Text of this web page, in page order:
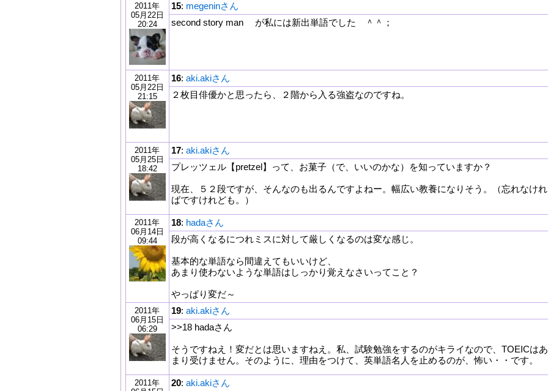
2011年
05月22日
20:24
15: megeninさん
second story man が私には新出単語でした ＾＾；
2011年
05月22日
21:15
16: aki.akiさん
２枚目俳優かと思ったら、２階から入る強盗なのですね。
2011年
05月25日
18:42
17: aki.akiさん
プレッツェル【pretzel】って、お菓子（で、いいのかな）を知っていますか？
現在、５２段ですが、そんなのも出るんですよねー。幅広い教養になりそう。（忘れなけれ
ばですけれども。）
2011年
06月14日
09:44
18: hadaさん
段が高くなるにつれミスに対して厳しくなるのは変な感じ。
基本的な単語なら間違えてもいいけど、
あまり使わないような単語はしっかり覚えなさいってこと？
やっぱり変だ～
2011年
06月15日
06:29
19: aki.akiさん
>>18 hadaさん
そうですねえ！変だとは思いますねえ。私、試験勉強をするのがキライなので、TOEICはあ
まり受けません。そのように、理由をつけて、英単語名人を止めるのが、怖い・・です。
2011年
20: aki.akiさん